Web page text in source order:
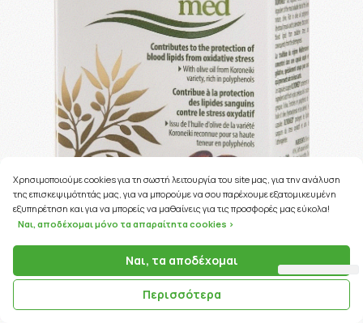
ΚΩΔΙΚΟΣ ΠΡΟΪΟΝΤΟΣ:03361
Χρησιμοποιούμε cookies για τη σωστή λειτουργία του site μας, για την ανάλυση
της επισκεψιμότητάς μας, για να μπορούμε να σου παρέχουμε εξατομικευμένη
εξυπηρέτηση και για να μπορείς να μαθαίνεις για τις προσφορές μας εύκολα!
Ναι, αποδέχομαι μόνο τα απαραίτητα cookies >
Ναι, τα αποδέχομαι
Περισσότερα